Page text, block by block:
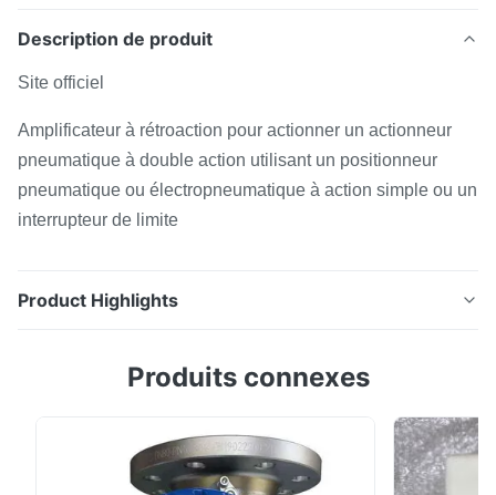
Description de produit
Site officiel
Amplificateur à rétroaction pour actionner un actionneur
pneumatique à double action utilisant un positionneur
pneumatique ou électropneumatique à action simple ou un
interrupteur de limite
Product Highlights
un actionneur pneumatique à double action utilisant un
action simple ou un interrupteur de limite
Produits connexes